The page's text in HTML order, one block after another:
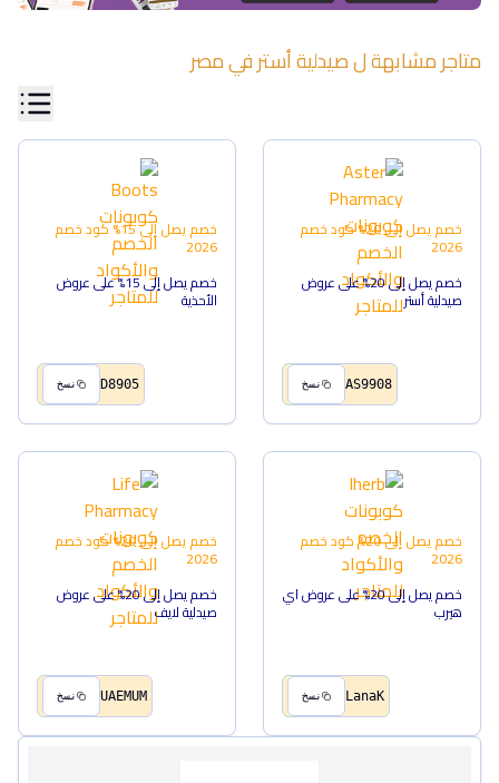
متاجر مشابهة لصيدلية أسترفيمصر
خصم يصل إلى 20% كود خصم
2026
خصم يصل إلى 20% على عروض
صيدلية أستر
AS9908 نسخ
خصم يصل إلى 15% كود خصم
2026
خصم يصل إلى 15% على عروض
الأحذية
D8905 نسخ
خصم يصل إلى 20% كود خصم
2026
خصم يصل إلى 20% على عروض اي
هيرب
LanaK نسخ
خصم يصل إلى 20% كود خصم
2026
خصم يصل إلى 20% على عروض
صيدلية لايف
UAEMUM نسخ